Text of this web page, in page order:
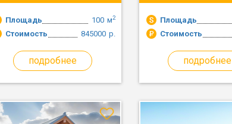
Площадь м2
100
Стоимость
р.
845000
подробнее
Площадь
Стоимость
подробнее